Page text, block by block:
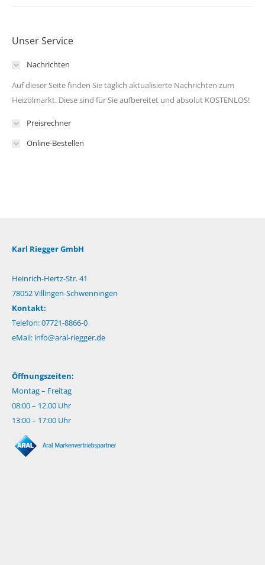
Unser Service
Nachrichten
Auf dieser Seite finden Sie täglich aktualisierte Nachrichten zum
Heizölmarkt. Diese sind für Sie aufbereitet und absolut KOSTENLOS!
Preisrechner
Online-Bestellen
Karl Riegger GmbH
Heinrich-Hertz-Str. 41
78052 Villingen-Schwenningen
Kontakt:
Telefon: 07721-8866-0
eMail: info@aral-riegger.de
Öffnungszeiten:
Montag – Freitag
08:00 – 12.00 Uhr
13:00 – 17:00 Uhr